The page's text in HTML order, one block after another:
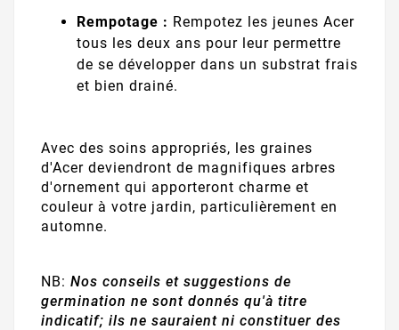
Rempotage : Rempotez les jeunes Acer
tous les deux ans pour leur permettre
de se développer dans un substrat frais
et bien drainé.
Avec des soins appropriés, les graines
d'Acer deviendront de magnifiques arbres
d'ornement qui apporteront charme et
couleur à votre jardin, particulièrement en
automne.
NB: Nos conseils et suggestions de
germination ne sont donnés qu'à titre
indicatif; ils ne sauraient ni constituer des